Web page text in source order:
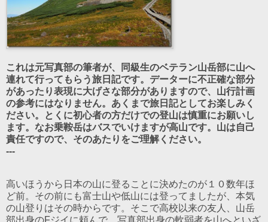
これは元写真部の筆者が、同級生のベテラン山岳部に山へ
連れて行ってもらう旅日記です。データーに不正確な部分
があったり表現に大げさな部分がありますので、山行計画
の参考にはなりません。あくまで旅日記としてお楽しみく
ださい。とくに初心者の方だけでの登山は慎重にお願いし
ます。なお乗鞍岳はバスでいけますが高山です。山は自己
責任ですので、そのあたりをご理解ください。
---
高いほうから日本の山に登ることに決めたのが１０数年ほ
ど前。その前にも富士山や低山には登ってましたが、本気
の山登りはその時からです。そこで高校以来の友人、山岳